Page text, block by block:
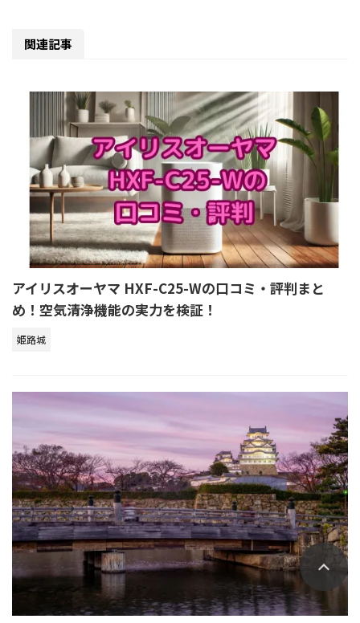
関連記事
アイリスオーヤマ HXF-C25-Wの口コミ・評判まと
め！空気清浄機能の実力を検証！
姫路城